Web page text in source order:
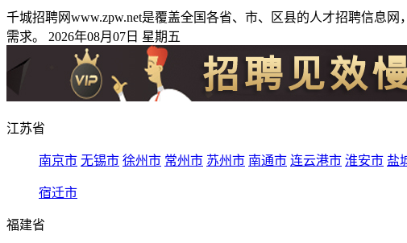
千城招聘网www.zpw.net是覆盖全国各省、市、区县的人才招聘信息
需求。 2026年08月07日 星期五
江苏省
南京市 无锡市 徐州市 常州市 苏州市 南通市 连云港市 淮安市 盐
宿迁市
福建省